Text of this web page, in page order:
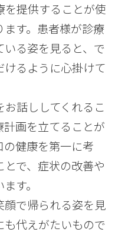
を提供することが使
す。患者様が診療
る姿を見ると、で
けるように心掛けて
話ししてくれるこ
計画を立てることが
健康を第一に考
で、症状の改善や
す。
顔で帰られる姿を見
代えがたいもので